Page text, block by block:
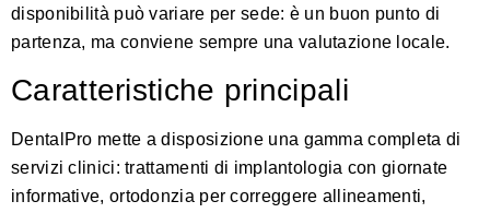
disponibilità può variare per sede: è un buon punto di
partenza, ma conviene sempre una valutazione locale.
Caratteristiche principali
DentalPro mette a disposizione una gamma completa di
servizi clinici: trattamenti di implantologia con giornate
informative, ortodonzia per correggere allineamenti,